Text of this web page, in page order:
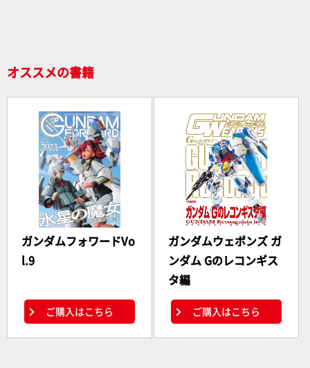
オススメの書籍
ガンダムフォワードVo
l.9
ご購入はこちら
ガンダムウェポンズ ガ
ンダム Gのレコンギス
タ編
ご購入はこちら